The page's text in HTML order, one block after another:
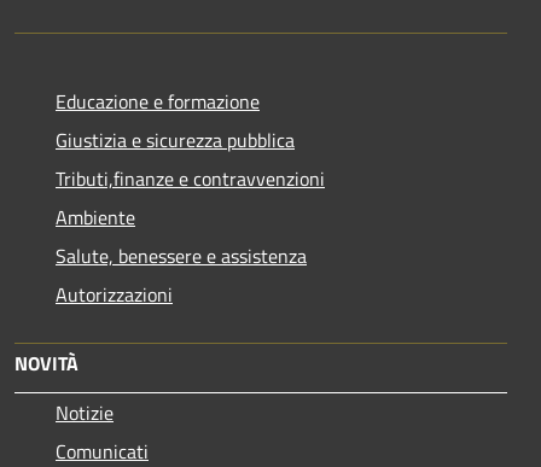
Educazione e formazione
Giustizia e sicurezza pubblica
Tributi,finanze e contravvenzioni
Ambiente
Salute, benessere e assistenza
Autorizzazioni
NOVITÀ
Notizie
Comunicati